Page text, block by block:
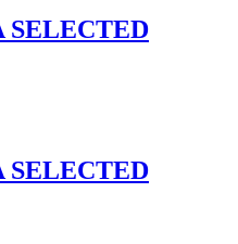
SELECTED
SELECTED